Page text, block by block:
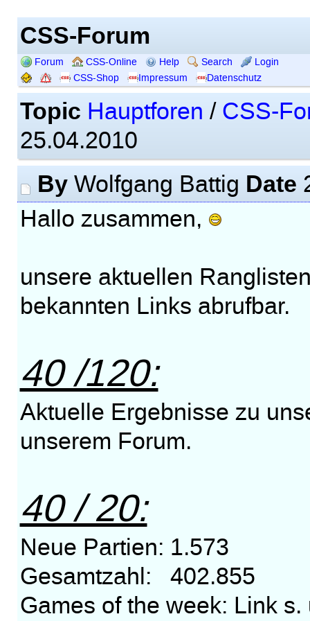
CSS-Forum
Forum CSS-Online Help Search
Login
CSS-Shop
Impressum Datenschutz
Topic Hauptforen / CSS-
25.04.2010
ByWolfgang Battig Date
Hallo zusammen,
unsere aktuellen
bekannten Links abrufbar.
40 /120:
Aktuelle Ergebnisse zu
unserem Forum.
40 / 20:
Neue Partien: 1.573
Gesamtzahl: 402.855
Games of the week: Link s.